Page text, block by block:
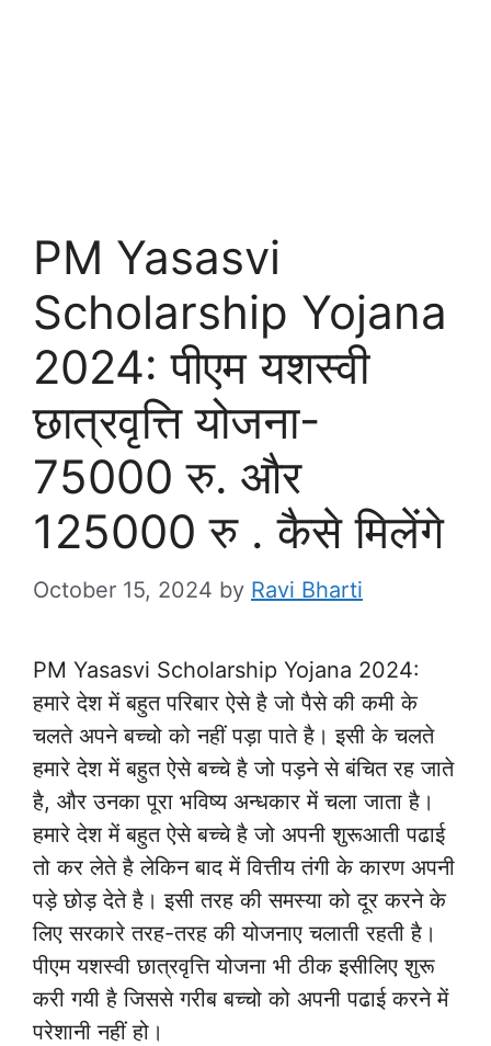
PM Yasasvi
Scholarship Yojana
2024: पीएम यशस्वी
छात्रवृत्ति योजना-
75000 रु. और
125000 रु . कैसे मिलेंगे
October 15, 2024 by Ravi Bharti
PM Yasasvi Scholarship Yojana 2024:
हमारे देश में बहुत परिबार ऐसे है जो पैसे की कमी के
चलते अपने बच्चो को नहीं पड़ा पाते है। इसी के चलते
हमारे देश में बहुत ऐसे बच्चे है जो पड़ने से बंचित रह जाते
है, और उनका पूरा भविष्य अन्धकार में चला जाता है।
हमारे देश में बहुत ऐसे बच्चे है जो अपनी शुरूआती पढाई
तो कर लेते है लेकिन बाद में वित्तीय तंगी के कारण अपनी
पड़े छोड़ देते है। इसी तरह की समस्या को दूर करने के
लिए सरकारे तरह-तरह की योजनाए चलाती रहती है।
पीएम यशस्वी छात्रवृत्ति योजना भी ठीक इसीलिए शुरू
करी गयी है जिससे गरीब बच्चो को अपनी पढाई करने में
परेशानी नहीं हो।